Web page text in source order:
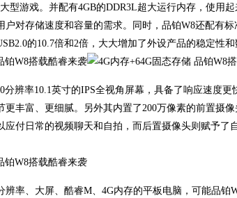
型游戏。并配有4GB的DDR3L超大运行内存，使用
户对存储速度和容量的需求。同时，品铂W8还配有
的10.7倍和2倍，大大增加了外设产品的稳定性和
分辨率10.1英寸的IPS全视角屏幕，具备了响应速度
更丰富、更细腻。另外其内置了200万像素的前置摄
应付日常的视频聊天和自拍，而后置摄像头则赋予了
率、大屏、酷睿M、4G内存的平板电脑，可能品铂